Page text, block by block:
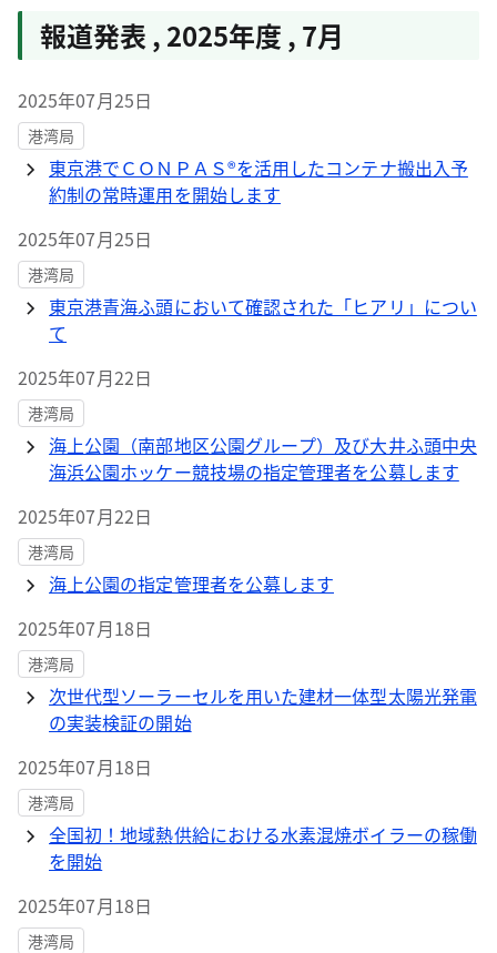
報道発表 , 2025年度 , 7月
2025年07月25日
港湾局
東京港でＣＯＮＰＡＳ®を活用したコンテナ搬出入予
約制の常時運用を開始します
2025年07月25日
港湾局
東京港青海ふ頭において確認された「ヒアリ」につい
て
2025年07月22日
港湾局
海上公園（南部地区公園グループ）及び大井ふ頭中央
海浜公園ホッケー競技場の指定管理者を公募します
2025年07月22日
港湾局
海上公園の指定管理者を公募します
2025年07月18日
港湾局
次世代型ソーラーセルを用いた建材一体型太陽光発電
の実装検証の開始
2025年07月18日
港湾局
全国初！地域熱供給における水素混焼ボイラーの稼働
を開始
2025年07月18日
港湾局